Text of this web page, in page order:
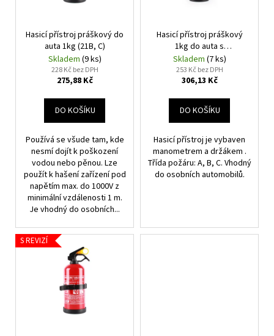
Hasicí přístroj práškový do
auta 1kg (21B, C)
Skladem (9 ks)
228 Kč bez DPH
275,88 Kč
DO KOŠÍKU
Používá se všude tam, kde
nesmí dojít k poškození
vodou nebo pěnou. Lze
použít k hašení zařízení pod
napětím max. do 1000V z
minimální vzdálenosti 1 m.
Je vhodný do osobních...
Hasicí přístroj práškový
1kg do auta s
manometrem (8A, 34B, C)
Skladem (7 ks)
253 Kč bez DPH
306,13 Kč
DO KOŠÍKU
Hasicí přístroj je vybaven
manometrem a držákem .
Třída požáru: A, B, C. Vhodný
do osobních automobilů.
S REVIZÍ